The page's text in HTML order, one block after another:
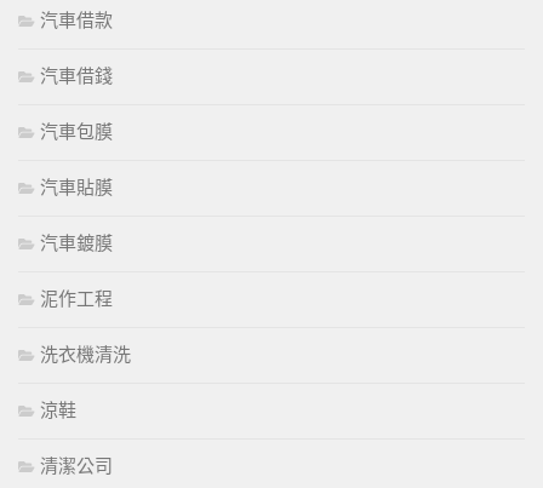
汽車借款
汽車借錢
汽車包膜
汽車貼膜
汽車鍍膜
泥作工程
洗衣機清洗
涼鞋
清潔公司